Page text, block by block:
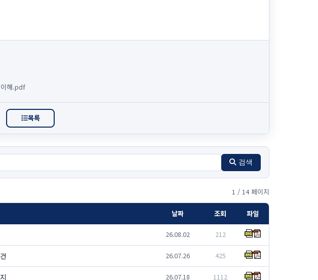
이해.pdf
목록
검색
1 / 14 페이지
날짜 조회 파일
26.08.02 212
26.07.26 425
26.07.18 1112